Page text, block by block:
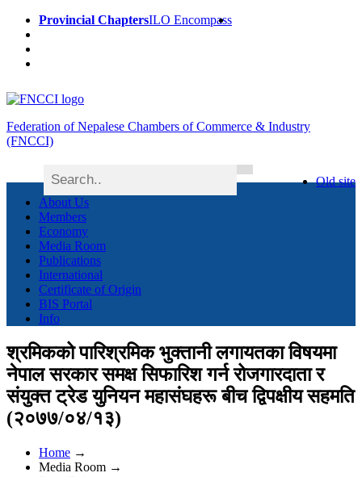
Provincial ChaptersILO Encompass
Federation of Nepalese Chambers of Commerce & Industry
(FNCCI)
Old site
About Us
Members
Economy
Media Room
Publications
International
Certificate of Origin
BIS Portal
Info
श्रमिकको पारिश्रमिक भुक्तानी लगायतका विषयमा
नेपाल सरकार समक्ष सिफारिश गर्न रोजगारदाता र
संयुक्त ट्रेड युनियन महासंघहरू बीच द्विपक्षीय सहमति
(२०७७/०४/१३)
Home →
Media Room →